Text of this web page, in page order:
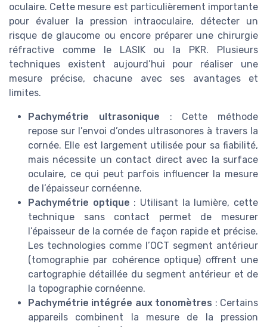
oculaire. Cette mesure est particulièrement importante
pour évaluer la pression intraoculaire, détecter un
risque de glaucome ou encore préparer une chirurgie
réfractive comme le LASIK ou la PKR. Plusieurs
techniques existent aujourd’hui pour réaliser une
mesure précise, chacune avec ses avantages et
limites.
Pachymétrie ultrasonique : Cette méthode
repose sur l’envoi d’ondes ultrasonores à travers la
cornée. Elle est largement utilisée pour sa fiabilité,
mais nécessite un contact direct avec la surface
oculaire, ce qui peut parfois influencer la mesure
de l’épaisseur cornéenne.
Pachymétrie optique : Utilisant la lumière, cette
technique sans contact permet de mesurer
l’épaisseur de la cornée de façon rapide et précise.
Les technologies comme l’OCT segment antérieur
(tomographie par cohérence optique) offrent une
cartographie détaillée du segment antérieur et de
la topographie cornéenne.
Pachymétrie intégrée aux tonomètres : Certains
appareils combinent la mesure de la pression